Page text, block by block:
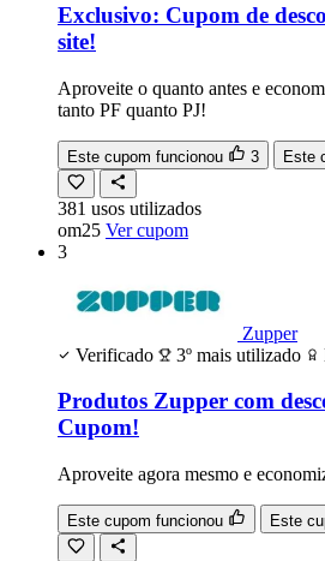
Exclusivo: Cupom de
site!
Aproveite o quanto antes e
tanto PF quanto PJ!
Este cupom funcionou 3 Este
381 usos utilizados
om25 Ver cupom
3
Zupper
Verificado
3º mais utilizado
Produtos Zupper com
Cupom!
Aproveite agora mesmo e
Este cupom funcionou Este